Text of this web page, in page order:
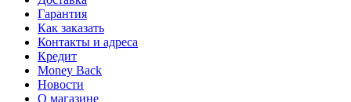
Гарантия
Как заказать
Контакты и адреса
Кредит
Money Back
Новости
О магазине